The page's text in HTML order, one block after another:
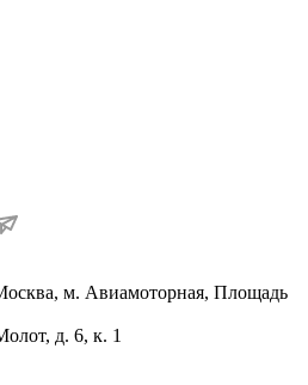
м. Авиамоторная, Площадь
д. 6, к. 1